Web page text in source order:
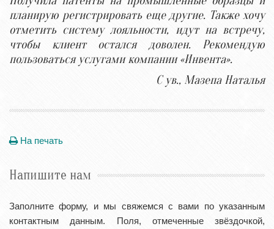
планирую регистрировать еще другие. Также хочу
отметить систему лояльности, идут на встречу,
чтобы клиент остался доволен. Рекомендую
пользоваться услугами компании «Инвента».
С ув., Мазепа Наталья
На печать
Напишите нам
Заполните форму, и мы свяжемся с вами по указанным
контактным данным. Поля, отмеченные звёздочкой,